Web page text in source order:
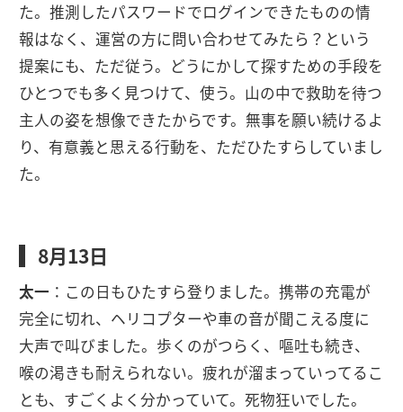
た。推測したパスワードでログインできたものの情
報はなく、運営の方に問い合わせてみたら？という
提案にも、ただ従う。どうにかして探すための手段を
ひとつでも多く見つけて、使う。山の中で救助を待つ
主人の姿を想像できたからです。無事を願い続けるよ
り、有意義と思える行動を、ただひたすらしていまし
た。
8月13日
太一 ：この日もひたすら登りました。携帯の充電が
完全に切れ、ヘリコプターや車の音が聞こえる度に
大声で叫びました。歩くのがつらく、嘔吐も続き、
喉の渇きも耐えられない。疲れが溜まっていってるこ
とも、すごくよく分かっていて。死物狂いでした。